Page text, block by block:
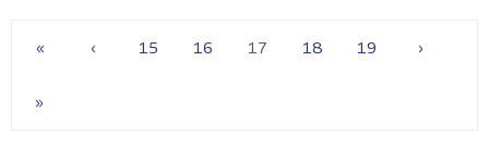
« ‹ 15 16 17 18 19 ›
»